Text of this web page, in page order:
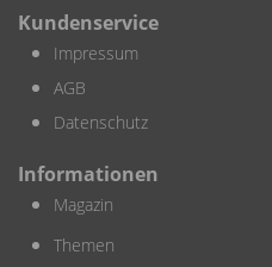
Kundenservice
Impressum
AGB
Datenschutz
Informationen
Magazin
Themen